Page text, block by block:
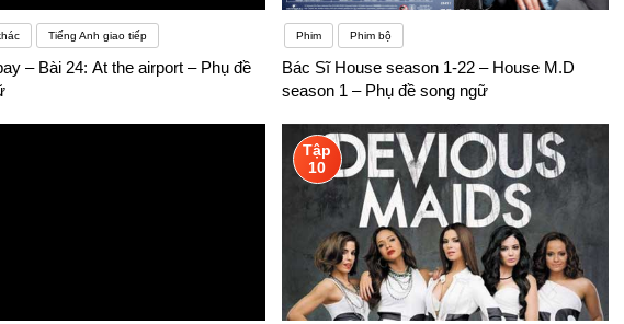
Tiếng Anh giao tiếp
– Bài 24: At the airport – Phụ đề
Phim Phim bộ
Bác Sĩ House season 1-22 – House M.D
season 1 – Phụ đề song ngữ
Tập
10